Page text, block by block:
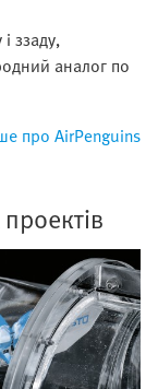
ззаду,
аналог по
про AirPenguins